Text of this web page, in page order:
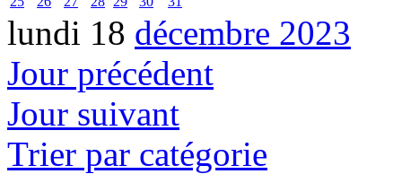
lundi 18 décembre 2023
Jour précédent
Jour suivant
Trier par catégorie